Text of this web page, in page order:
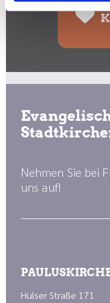
Nehmen Sie bei
uns auf!
Hülser Straße 171